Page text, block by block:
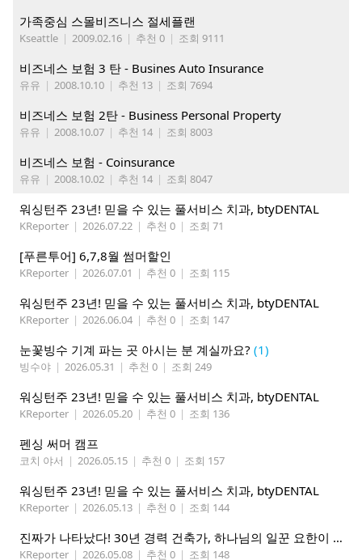
가족중심 스몰비즈니스 절세플랜
Kseattle | 2009.02.16 | 추천 0 | 조회 9111
비즈네스 보험 3 탄 - Busines Auto Insurance
유유 | 2008.10.10 | 추천 13 | 조회 7694
비즈네스 보험 2탄 - Business Personal Property
유유 | 2008.10.07 | 추천 14 | 조회 8003
비즈네스 보험 - Coinsurance
유유 | 2008.10.02 | 추천 14 | 조회 8047
워싱턴주 23년! 믿을 수 있는 풀서비스 치과, btyDENTAL
KReporter | 2026.07.22 | 추천 0 | 조회 71
[푸른투어] 6,7,8월 썸머할인
KReporter | 2026.07.01 | 추천 0 | 조회 115
워싱턴주 23년! 믿을 수 있는 풀서비스 치과, btyDENTAL
KReporter | 2026.06.04 | 추천 0 | 조회 147
눈꽃빙수 기계 파는 곳 아시는 분 계실까요? (1)
빙수야 | 2026.05.31 | 추천 0 | 조회 249
워싱턴주 23년! 믿을 수 있는 풀서비스 치과, btyDENTAL
KReporter | 2026.05.20 | 추천 0 | 조회 136
펜싱 써머 캠프
코치 야서 | 2026.05.15 | 추천 0 | 조회 157
워싱턴주 23년! 믿을 수 있는 풀서비스 치과, btyDENTAL
KReporter | 2026.05.13 | 추천 0 | 조회 144
진짜가 나타났다! 30년 경력 건축가, 하나님의 일꾼 요한이 책임 시공합니다.
KReporter | 2026.05.08 | 추천 0 | 조회 148